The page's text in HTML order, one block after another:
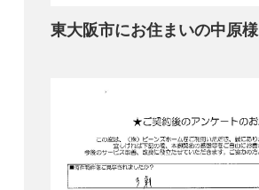
東大阪市にお住まいの中原様